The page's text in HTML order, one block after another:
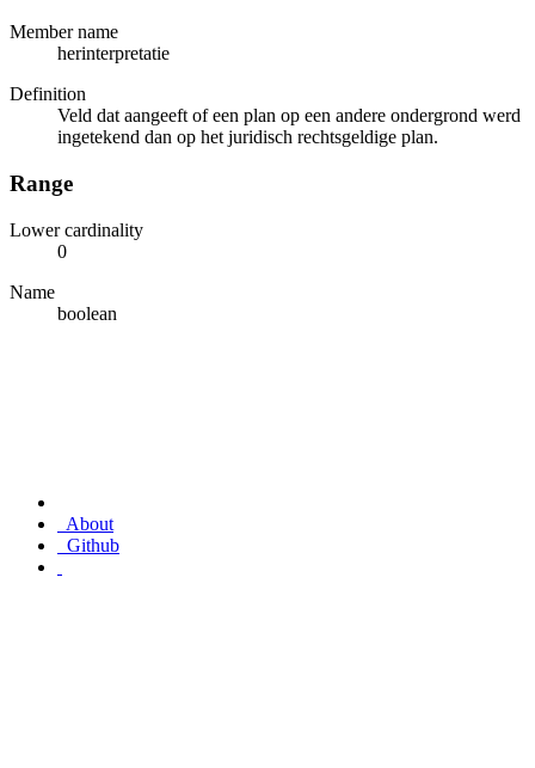
Member name
herinterpretatie
Definition
Veld dat aangeeft of een plan op een andere ondergrond werd
ingetekend dan op het juridisch rechtsgeldige plan.
Range
Lower cardinality
0
Name
boolean
About
Github